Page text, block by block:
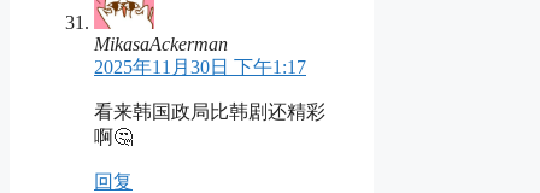
MikasaAckerman
2025年11月30日 下午1:17
看来韩国政局比韩剧还精彩
啊🤔
回复